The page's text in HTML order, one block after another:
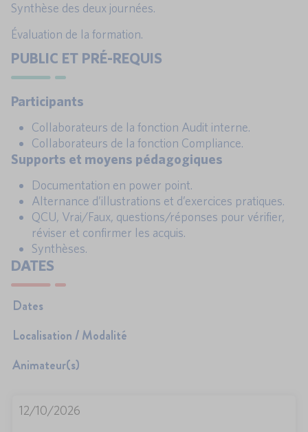
Synthèse des deux journées.
Évaluation de la formation.
PUBLIC ET PRÉ-REQUIS
Participants
Collaborateurs de la fonction Audit interne.
Collaborateurs de la fonction Compliance.
Supports et moyens pédagogiques
Documentation en power point.
Alternance d’illustrations et d’exercices pratiques.
QCU, Vrai/Faux, questions/réponses pour vérifier,
réviser et confirmer les acquis.
Synthèses.
DATES
Dates
Localisation / Modalité
Animateur(s)
12/10/2026